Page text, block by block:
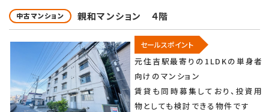
中古マンション 親和マンション ４階
セールスポイント
元住吉駅最寄りの1LDKの単身者
向けのマンション
賃貸も同時募集しており、投資用
物としても検討できる物件です